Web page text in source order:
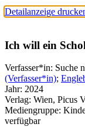
Detailanzeige
Ich will ein
Verfasser*in: Suche
(Verfasser*in);
Jahr: 2024
Verlag: Wien, Picus
Mediengruppe:
verfügbar